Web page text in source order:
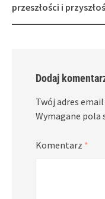
przeszłości i
Dodaj
Twój adres
Wymagane pola
Komentarz *